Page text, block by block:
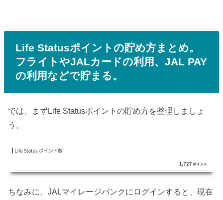
Life Statusポイントの貯め方まとめ。
フライトやJALカードの利用、JAL PAY
の利用などで貯まる。
では、まずLife Statusポイントの貯め方を整理しましょ
う。
ちなみに、JALマイレージバンクにログインすると、現在